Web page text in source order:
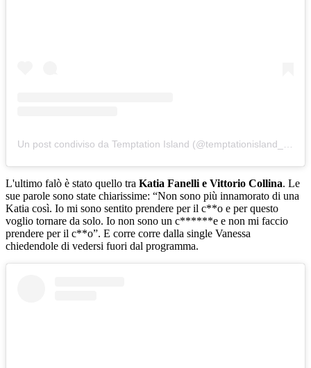
L'ultimo falò è stato quello tra Katia Fanelli e Vittorio Collina. Le
sue parole sono state chiarissime: “Non sono più innamorato di una
Katia così. Io mi sono sentito prendere per il c**o e per questo
voglio tornare da solo. Io non sono un c******e e non mi faccio
prendere per il c**o”. E corre corre dalla single Vanessa
chiedendole di vedersi fuori dal programma.